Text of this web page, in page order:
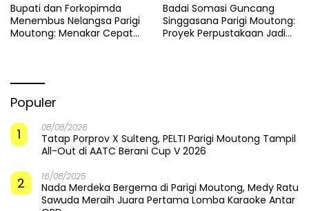
​Bupati dan Forkopimda
Menembus Nelangsa Parigi
Moutong: Menakar Cepat
Badai Somasi Guncang
Singgasana Parigi Moutong:
Proyek Perpustakaan Jadi
Populer
1
08/08/2026
Tatap Porprov X Sulteng, PELTI Parigi Moutong Tampil
All-Out di AATC Berani Cup V 2026
2 16/08/2025
Nada Merdeka Bergema di Parigi Moutong, Medy Ratu
Sawuda Meraih Juara Pertama Lomba Karaoke Antar